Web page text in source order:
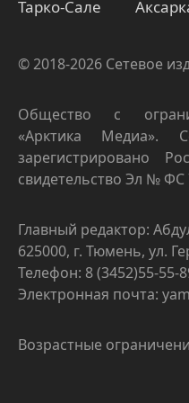
Тарко-Сале
© 2018-2026 Сетевое
Общество с
«Арктика Медиа».
зарегистрировано
свидетельство Эл № ФС
Главный редактор:
625000, г. Тюмень, ул.
Телефон: 8 (3452)55-55-
Электронная почта:
Возрастные